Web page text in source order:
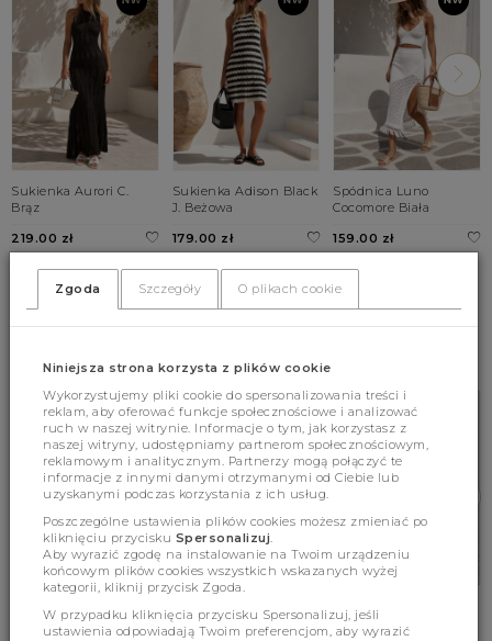
Sukienka Aurori C.
Brąz
219.00 zł
Sukienka Adison Black
J. Beżowa
179.00 zł
Spódnica Luno
Cocomore Biała
159.00 zł
Premium Kremowy
Premium Cukierkowy
Beżowy
Zgoda Szczegóły O plikach cookie
Niniejsza strona korzysta z plików cookie
Wykorzystujemy pliki cookie do spersonalizowania treści i
reklam, aby oferować funkcje społecznościowe i analizować
ruch w naszej witrynie. Informacje o tym, jak korzystasz z
naszej witryny, udostępniamy partnerom społecznościowym,
reklamowym i analitycznym. Partnerzy mogą połączyć te
informacje z innymi danymi otrzymanymi od Ciebie lub
uzyskanymi podczas korzystania z ich usług.
Poszczególne ustawienia plików cookies możesz zmieniać po
kliknięciu przycisku Spersonalizuj.
Aby wyrazić zgodę na instalowanie na Twoim urządzeniu
końcowym plików cookies wszystkich wskazanych wyżej
kategorii, kliknij przycisk Zgoda.
W przypadku kliknięcia przycisku Spersonalizuj, jeśli
ustawienia odpowiadają Twoim preferencjom, aby wyrazić